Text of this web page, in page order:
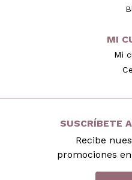
MI
Mi
SUSCRÍBETE
Recibe
promociones